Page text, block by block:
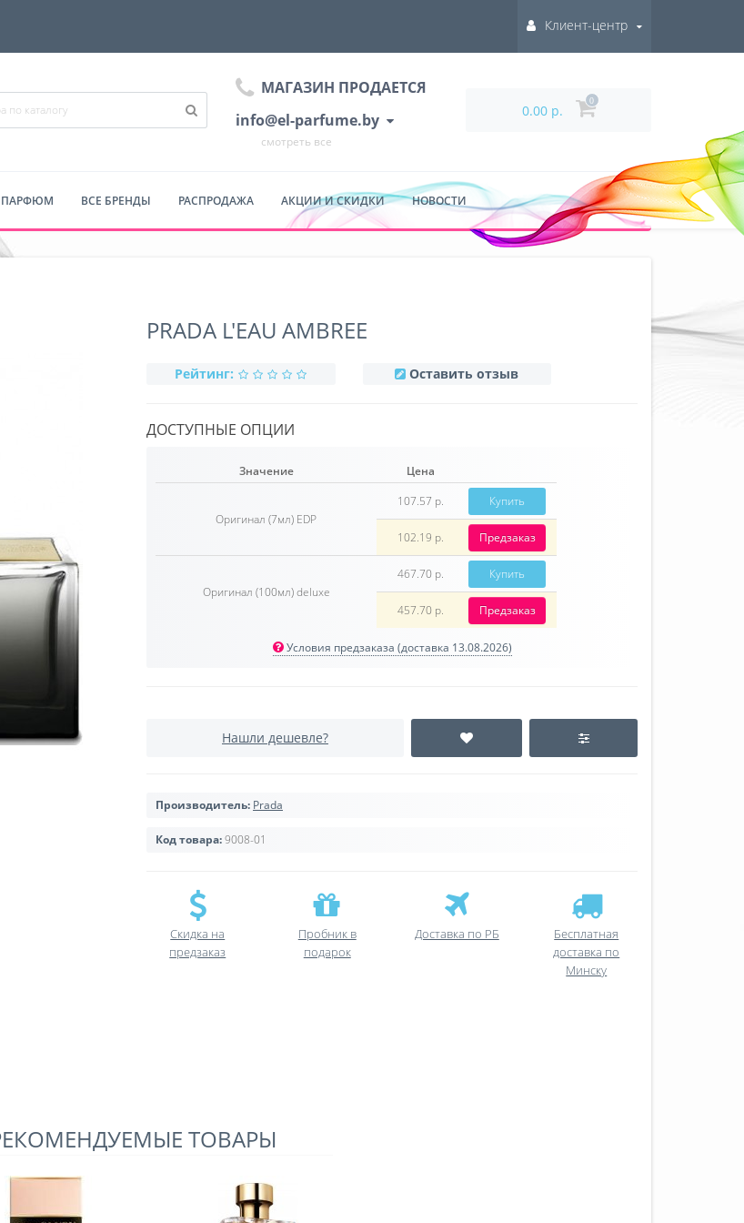
Клиент-центр
МАГАЗИН ПРОДАЕТСЯ
info@el-parfume.by
смотреть все
0.00 р.
0
ВСЕ БРЕНДЫ РАСПРОДАЖА АКЦИИ И СКИДКИ НОВОСТИ
PRADA L'EAU AMBREE
Рейтинг: Оставить отзыв
ДОСТУПНЫЕ ОПЦИИ
Значение Цена
Оригинал (7мл) EDP
107.57 р. Купить
102.19 р. Предзаказ
Оригинал (100мл) deluxe
467.70 р. Купить
457.70 р. Предзаказ
Условия предзаказа (доставка 13.08.2026)
Нашли дешевле?
Производитель: Prada
Код товара:9008-01
Скидка на
предзаказ
Пробник в
подарок
Доставка по РБ
Бесплатная
доставка по
Минску
ТОВАРЫ